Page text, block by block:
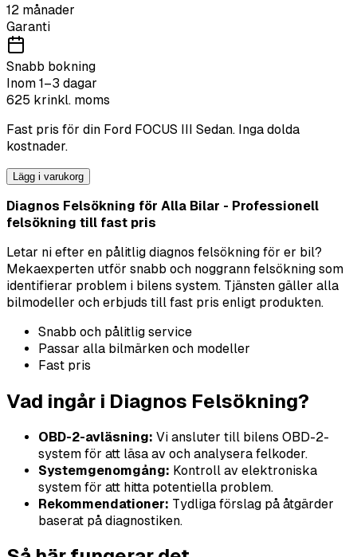
12 månader
Garanti
Snabb bokning
Inom 1–3 dagar
625 krinkl. moms
Fast pris för din Ford FOCUS III Sedan. Inga dolda
kostnader.
Lägg i varukorg
Diagnos Felsökning för Alla Bilar - Professionell
felsökning till fast pris
Letar ni efter en pålitlig diagnos felsökning för er bil?
Mekaexperten utför snabb och noggrann felsökning som
identifierar problem i bilens system. Tjänsten gäller alla
bilmodeller och erbjuds till fast pris enligt produkten.
Snabb och pålitlig service
Passar alla bilmärken och modeller
Fast pris
Vad ingår i Diagnos Felsökning?
OBD-2-avläsning: Vi ansluter till bilens OBD-2-
system för att läsa av och analysera felkoder.
Systemgenomgång: Kontroll av elektroniska
system för att hitta potentiella problem.
Rekommendationer: Tydliga förslag på åtgärder
baserat på diagnostiken.